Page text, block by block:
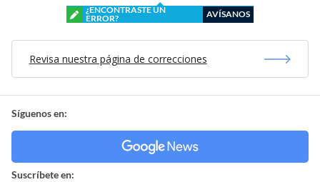
¿ENCONTRASTE UN
ERROR?
AVÍSANOS
Revisa nuestra página de correcciones
Síguenos en:
Suscríbete en: